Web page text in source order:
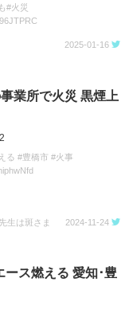
#火災
2025-01-16
業所で火災 黒煙上
る #豊橋市 #火事
生は斑さま 2024-11-24
ス燃える 愛知･豊